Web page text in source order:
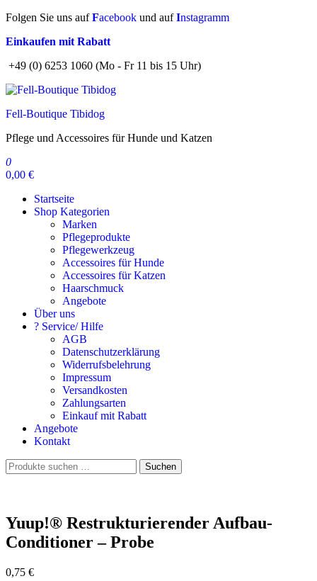
Zum
springen
Folgen Sie uns aufFacebook und aufInstagramm
Einkaufen mit Rabatt
+49 (0) 6253 1060 (Mo - Fr 11 bis 15 Uhr)
Fell-Boutique Tibidog
Pflege und Accessoires für Hunde und Katzen
0
0,00 €
Startseite
Shop Kategorien
Marken
Pflegeprodukte
Pflegewerkzeug
Accessoires für Hunde
Accessoires für Katzen
Haarschmuck
Angebote
Über uns
? Service/ Hilfe
AGB
Datenschutzerklärung
Widerrufsbelehrung
Impressum
Versandkosten
Zahlungsarten
Einkauf mit Rabatt
Angebote
Kontakt
Suchen
nach:
Suchen
Yuup!® Restrukturierender Aufbau-
Conditioner – Probe
0,75 €